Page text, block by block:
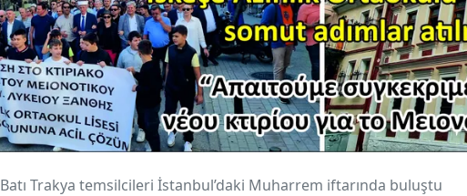
Batı Trakya temsilcileri İstanbul’daki Muharrem iftarında buluştu